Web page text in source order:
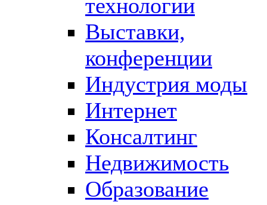
технологии
Выставки,
конференции
Индустрия моды
Интернет
Консалтинг
Недвижимость
Образование